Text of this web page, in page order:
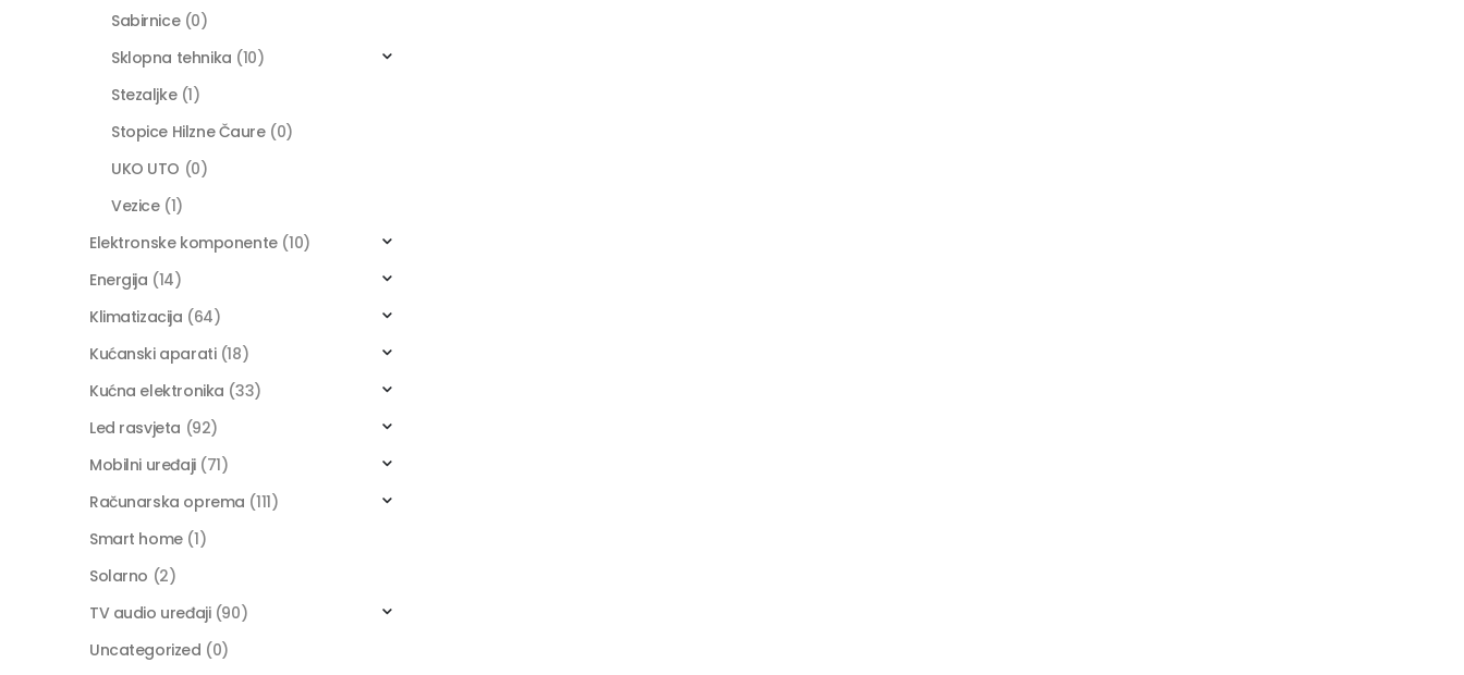
Sabirnice (0)
Sklopna tehnika (10)
Stezaljke (1)
Stopice Hilzne Čaure (0)
UKO UTO (0)
Vezice (1)
Elektronske komponente (10)
Energija (14)
Klimatizacija (64)
Kućanski aparati (18)
Kućna elektronika (33)
Led rasvjeta (92)
Mobilni uređaji (71)
Računarska oprema (111)
Smart home (1)
Solarno (2)
TV audio uređaji (90)
Uncategorized (0)